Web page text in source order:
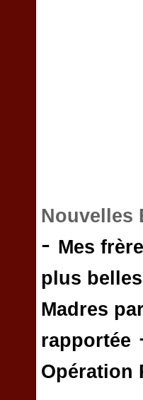
Nouvelles
- Mes
plus
Madres
rapportée
Opération